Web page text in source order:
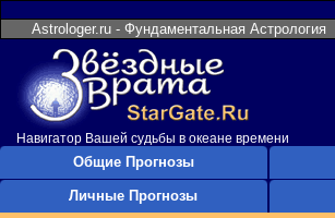
Astrologer.ru - Фундаментальная Астрология
Навигатор Вашей судьбы в океане времени
Общие Прогнозы
Личные Прогнозы